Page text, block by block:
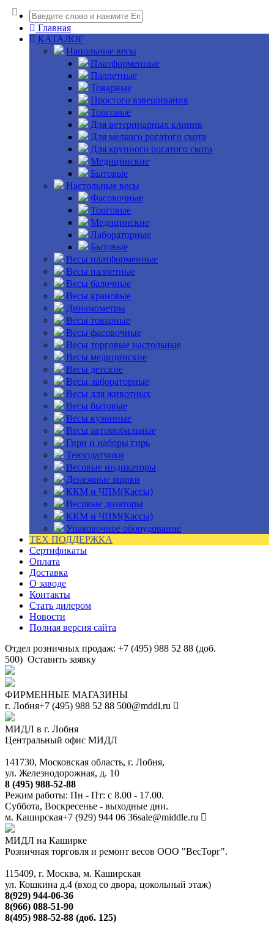
Главная
КАТАЛОГ
Напольные весы
Платформенные
Паллетные
Товарные
Простого взвешивания
Торговые
Для ветеринарных клиник
Для мелкого рогатого скота
Для крупного рогатого скота
Медицинские
Бытовые
Настольные весы
Фасовочные
Торговые
Медицинские
Лабораторные
Бытовые
Весы платформенные
Весы паллетные
Весы балочные
Весы крановые
Динамометры
Весы товарные
Весы фасовочные
Весы торговые настольные
Весы медицинские
Весы детские
Весы лабораторные
Весы для животных
Весы бытовые
Весы кухонные
Весы автомобильные
Гири и наборы гирь
Тензодатчики
Весовые индикаторы
Денежные ящики
ККМ и ЧПМ(Кассы)
Весовые дозаторы
ККМ и ЧПМ(Кассы)
Упаковочное оборудование
ТЕХ ПОДДЕРЖКА
Сертификаты
Оплата
Доставка
О заводе
Контакты
Стать дилером
Новости
Полная версия сайта
Отдел розничных продаж: +7 (495) 988 52 88 (доб.
500) Оставить заявку
ФИРМЕННЫЕ МАГАЗИНЫ
г. Лобня+7 (495) 988 52 88 500@mddl.ru
МИДЛ в г. Лобня
Центральный офис МИДЛ
141730, Московская область, г. Лобня,
ул. Железнодорожная, д. 10
8 (495) 988-52-88
Режим работы: Пн - Пт: с 8.00 - 17.00.
Суббота, Воскресенье - выходные дни.
м. Каширская+7 (929) 944 06 36sale@middle.ru
МИДЛ на Каширке
Розничная торговля и ремонт весов ООО "ВесТорг".
115409, г. Москва, м. Каширская
ул. Кошкина д.4 (вход со двора, цокольный этаж)
8(929) 944-06-36
8(966) 088-51-90
8(495) 988-52-88 (доб. 125)